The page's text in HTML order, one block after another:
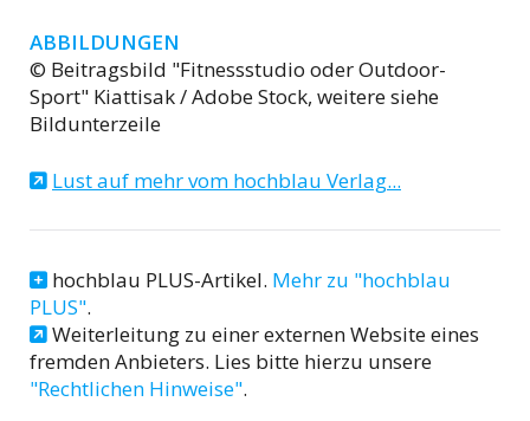
ABBILDUNGEN
© Beitragsbild "Fitnessstudio oder Outdoor-
Sport" Kiattisak / Adobe Stock, weitere siehe
Bildunterzeile
Lust auf mehr vom hochblau Verlag...
hochblau PLUS-Artikel. Mehr zu "hochblau
PLUS".
Weiterleitung zu einer externen Website eines
fremden Anbieters. Lies bitte hierzu unsere
"Rechtlichen Hinweise".